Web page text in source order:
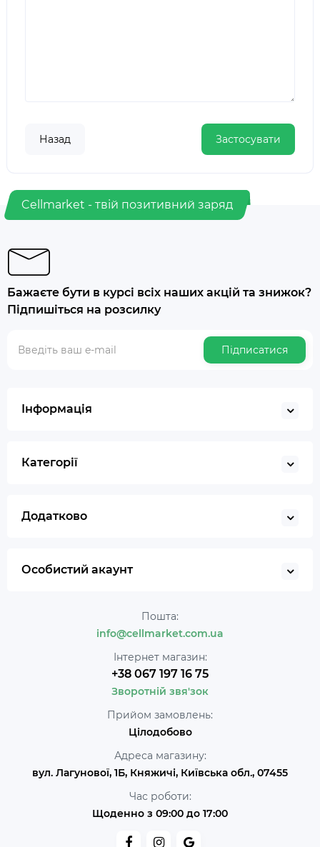
Назад
Cellmarket - твій позитивний заряд
Бажаєте бути в курсі всіх наших акцій та знижок?
Підпишіться на розсилку
Підписатися
Інформація
Категорії
Додатково
Особистий акаунт
Пошта:
info@cellmarket.com.ua
Інтернет магазин:
+38 067 197 16 75
Зворотній звя'зок
Прийом замовлень:
Цілодобово
Адреса магазину:
вул. Лагунової, 1Б, Княжичі, Київська обл., 07455
Час роботи:
Щоденно з 09:00 до 17:00